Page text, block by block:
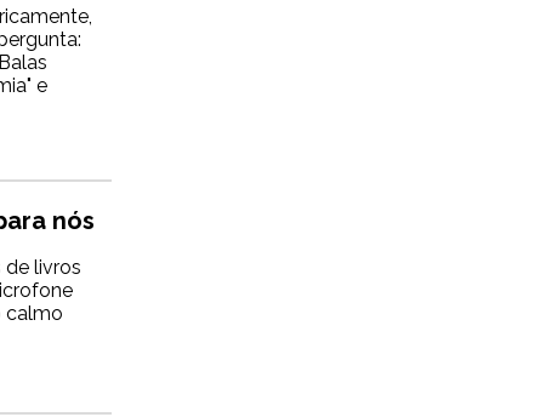
e
nós
de livros
calmo